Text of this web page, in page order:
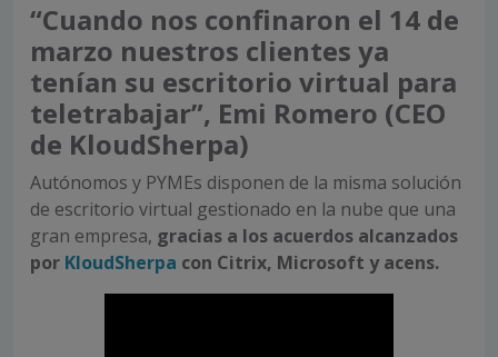
“Cuando nos confinaron el 14 de
marzo nuestros clientes ya
tenían su escritorio virtual para
teletrabajar”, Emi Romero (CEO
de KloudSherpa)
Autónomos y PYMEs disponen de la misma solución
de escritorio virtual gestionado en la nube que una
gran empresa, gracias a los acuerdos alcanzados
por KloudSherpa con Citrix, Microsoft y acens.